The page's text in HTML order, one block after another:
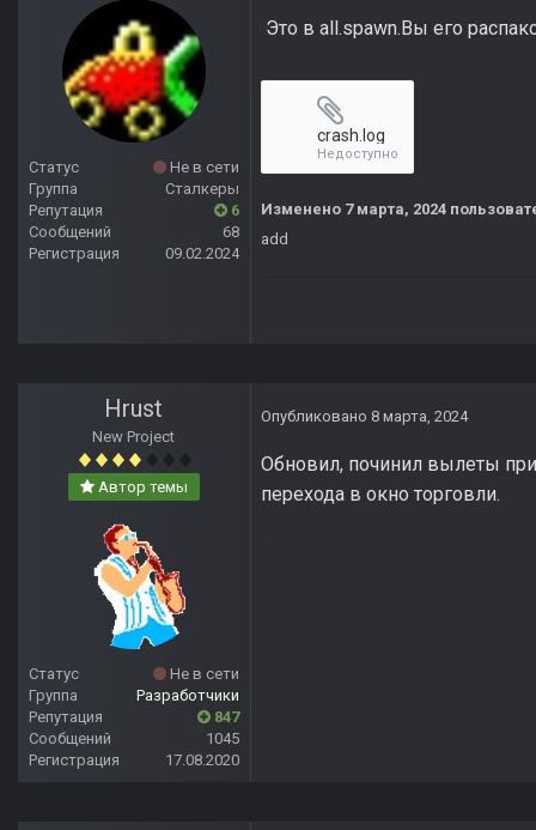
Статус
Не в сети
Группа
Сталкеры
Репутация
6
Сообщений
68
Регистрация
09.02.2024
Это в all.spawn.Вы его
crash.log
Недоступно
Изменено 7 марта, 2024
add
Hrust
New Project
Автор темы
Статус
Не в сети
Группа
Разработчики
Репутация
847
Сообщений
1045
Регистрация
17.08.2020
Опубликовано 8 марта, 2024
Обновил, починил вылеты
перехода в окно торговли.